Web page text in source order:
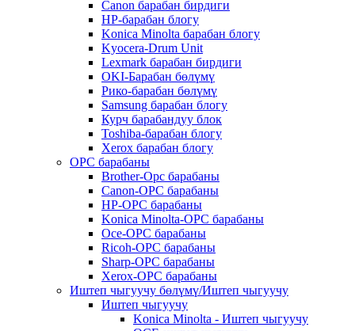
Canon барабан бирдиги
HP-барабан блогу
Konica Minolta барабан блогу
Kyocera-Drum Unit
Lexmark барабан бирдиги
OKI-Барабан бөлүмү
Рико-барабан бөлүмү
Samsung барабан блогу
Курч барабандуу блок
Toshiba-барабан блогу
Xerox барабан блогу
OPC барабаны
Brother-Opc барабаны
Canon-OPC барабаны
HP-OPC барабаны
Konica Minolta-OPC барабаны
Oce-OPC барабаны
Ricoh-OPC барабаны
Sharp-OPC барабаны
Xerox-OPC барабаны
Иштеп чыгуучу бөлүмү/Иштеп чыгуучу
Иштеп чыгуучу
Konica Minolta - Иштеп чыгуучу